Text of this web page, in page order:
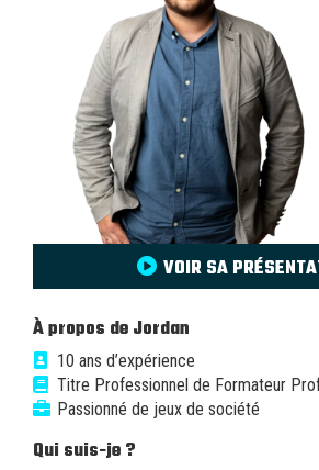
VOIR SA
À propos de Jordan
10 ans d’expérience
Titre Professionnel de Formateur
Passionné de jeux de société
Qui suis-je ?